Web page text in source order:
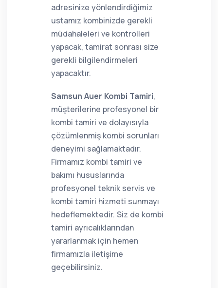
adresinize yönlendirdiğimiz
ustamız kombinizde gerekli
müdahaleleri ve kontrolleri
yapacak, tamirat sonrası size
gerekli bilgilendirmeleri
yapacaktır.
Samsun Auer Kombi Tamiri,
müşterilerine profesyonel bir
kombi tamiri ve dolayısıyla
çözümlenmiş kombi sorunları
deneyimi sağlamaktadır.
Firmamız kombi tamiri ve
bakımı hususlarında
profesyonel teknik servis ve
kombi tamiri hizmeti sunmayı
hedeflemektedir. Siz de kombi
tamiri ayrıcalıklarından
yararlanmak için hemen
firmamızla iletişime
geçebilirsiniz.